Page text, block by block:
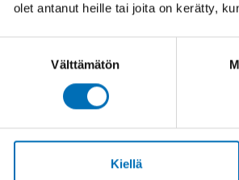
olet antanut heille tai joita on kerätty,
Välttämätön
Kiellä
Hartshorne kertoo
ja niiden
liittyvästä käyttäytymisestä.
syynä on mutaatio geenissä.
professori Lisbeth